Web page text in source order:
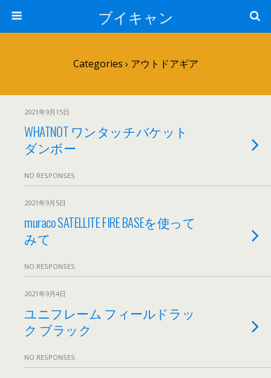
ブイキャン
Categories › アウトドアギア
2021年9月15日
WHATNOT ワンタッチバケット
ダンボー
NO RESPONSES
2021年9月5日
muraco SATELLITE FIRE BASEを使って
みて
NO RESPONSES
2021年9月4日
ユニフレーム フィールドラッ
ク ブラック
NO RESPONSES